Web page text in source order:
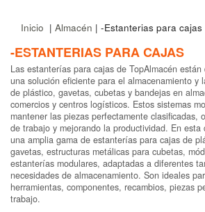
Inicio | Almacén | -Estanterias para cajas
-ESTANTERIAS PARA CAJAS
Las estanterías para cajas de TopAlmacén
una solución eficiente para el almacenamiento y
de plástico, gavetas, cubetas y bandejas en
comercios y centros logísticos. Estos sistemas
mantener las piezas perfectamente clasificadas,
de trabajo y mejorando la productividad. En esta
una amplia gama de estanterías para cajas de
gavetas, estructuras metálicas para cubetas,
estanterías modulares, adaptadas a diferentes
necesidades de almacenamiento. Son ideales
herramientas, componentes, recambios, piezas
trabajo.